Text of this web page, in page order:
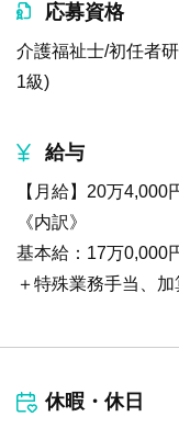
応募資格
介護福祉士/初任者
1級)
給与
【月給】20万4,000
《内訳》
基本給：17万0,000
＋特殊業務手当、
休暇・休日